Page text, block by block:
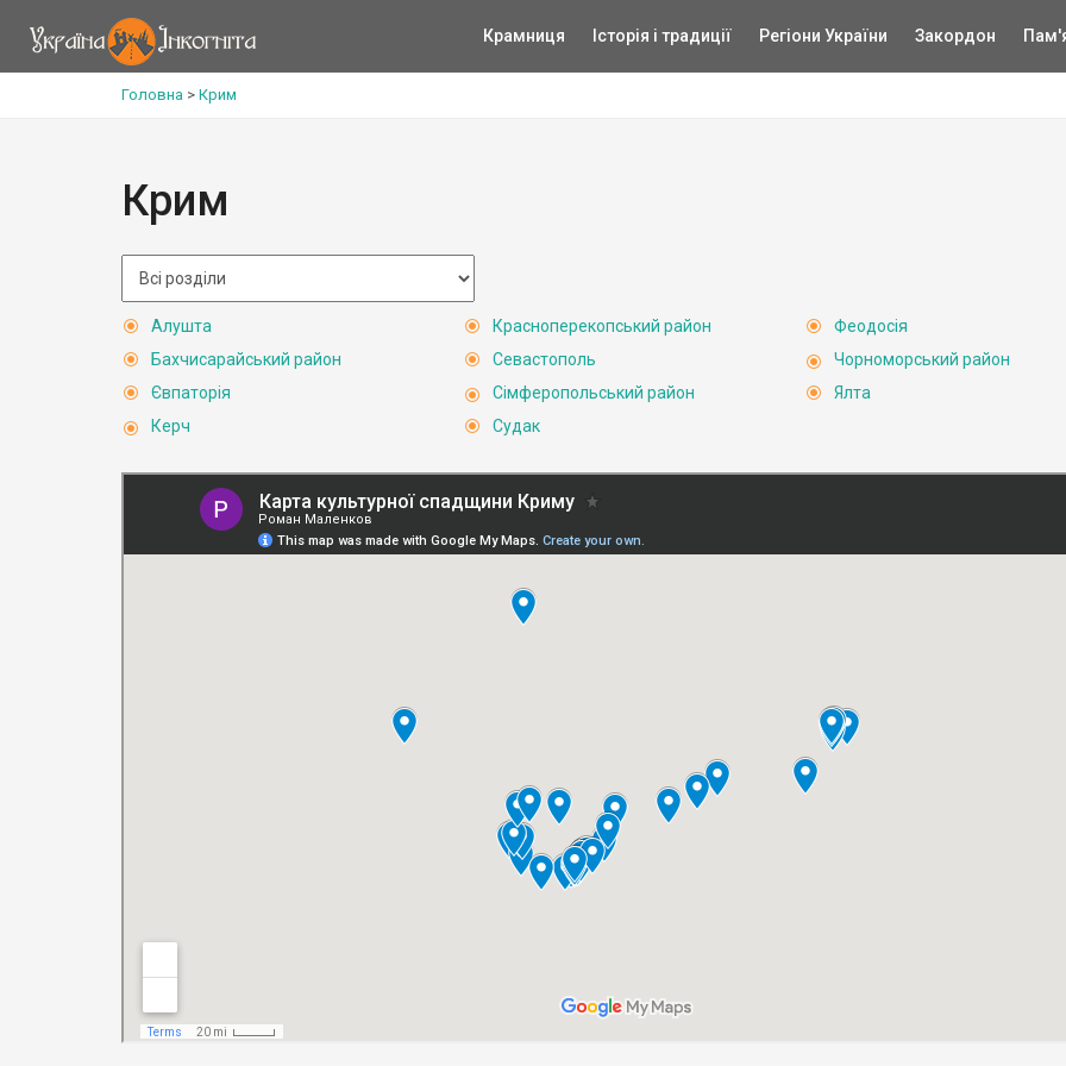
Крамниця Історія і традиції Регіони України Закордон
Головна > Крим
Крим
Алушта
Бахчисарайський район
Євпаторія
Керч
Красноперекопський район
Севастополь
Сімферопольський район
Судак
Феодосія
Чорноморський район
Ялта